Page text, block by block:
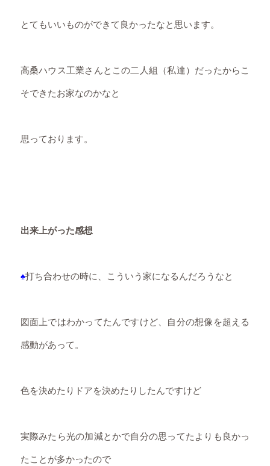
とてもいいものができて良かったなと思います。
高桑ハウス工業さんとこの二人組（私達）だったからこ
そできたお家なのかなと
思っております。
出来上がった感想
♠打ち合わせの時に、こういう家になるんだろうなと
図面上ではわかってたんですけど、自分の想像を超える
感動があって。
色を決めたりドアを決めたりしたんですけど
実際みたら光の加減とかで自分の思ってたよりも良かっ
たことが多かったので